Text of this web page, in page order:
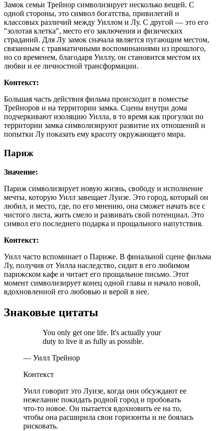
Замок семьи Трейнор символизирует несколько вещей. С
одной стороны, это символ богатства, привилегий и
классовых различий между Уиллом и Лу. С другой — это его
"золотая клетка", место его заключения и физических
страданий. Для Лу замок сначала является пугающим местом,
связанным с травматичными воспоминаниями из прошлого,
но со временем, благодаря Уиллу, он становится местом их
любви и ее личностной трансформации.
Контекст:
Большая часть действия фильма происходит в поместье
Трейноров и на территории замка. Сцены внутри дома
подчеркивают изоляцию Уилла, в то время как прогулки по
территории замка символизируют развитие их отношений и
попытки Лу показать ему красоту окружающего мира.
Париж
Значение:
Париж символизирует новую жизнь, свободу и исполнение
мечты, которую Уилл завещает Луизе. Это город, который он
любил, и место, где, по его мнению, она сможет начать все с
чистого листа, жить смело и развивать свой потенциал. Это
символ его последнего подарка и прощального напутствия.
Контекст:
Уилл часто вспоминает о Париже. В финальной сцене фильма
Лу, получив от Уилла наследство, сидит в его любимом
парижском кафе и читает его прощальное письмо. Этот
момент символизирует конец одной главы и начало новой,
вдохновленной его любовью и верой в нее.
Знаковые цитаты
You only get one life. It's actually your
duty to live it as fully as possible.
— Уилл Трейнор
Контекст
Уилл говорит это Луизе, когда они обсуждают ее
нежелание покидать родной город и пробовать
что-то новое. Он пытается вдохновить ее на то,
чтобы она расширила свои горизонты и не боялась
рисковать.